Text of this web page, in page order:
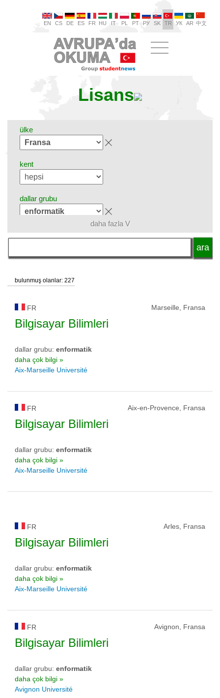
EN CS DE ES FR HU IT PL PT РУ SK TR УК AR 中文
Lisans
ülke
kent
dallar grubu
dil
okul tipi
daha fazla V
bulunmuş olanlar: 227
FR Marseille, Fransa
Bilgisayar Bilimleri
dallar grubu: enformatik
daha çok bilgi »
Aix-Marseille Université
FR Aix-en-Provence, Fransa
Bilgisayar Bilimleri
dallar grubu: enformatik
daha çok bilgi »
Aix-Marseille Université
FR Arles, Fransa
Bilgisayar Bilimleri
dallar grubu: enformatik
daha çok bilgi »
Aix-Marseille Université
FR Avignon, Fransa
Bilgisayar Bilimleri
dallar grubu: enformatik
daha çok bilgi »
Avignon Université